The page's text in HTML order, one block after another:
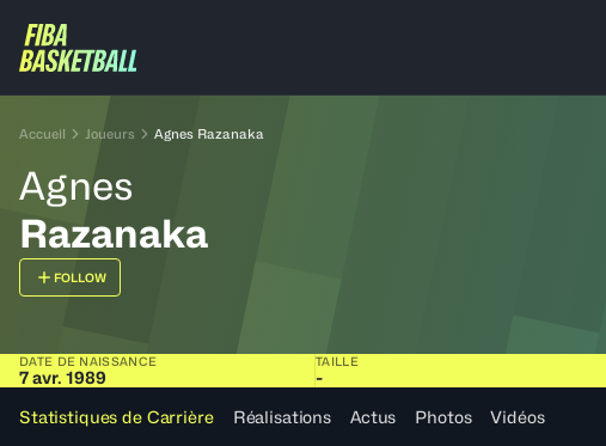
Accueil Joueurs Agnes Razanaka
Agnes
Razanaka
FOLLOW
DATE DE NAISSANCE
7 avr. 1989
TAILLE
-
Statistiques de Carrière
Réalisations Actus Photos Vidéos